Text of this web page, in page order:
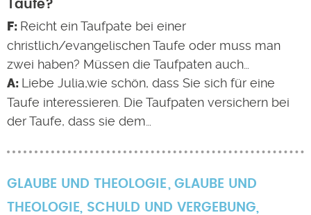
Taufe?
Reicht ein Taufpate bei einer
christlich/evangelischen Taufe oder muss man
zwei haben? Müssen die Taufpaten auch…
Liebe Julia,wie schön, dass Sie sich für eine
Taufe interessieren. Die Taufpaten versichern bei
der Taufe, dass sie dem…
GLAUBE UND THEOLOGIE
GLAUBE UND
THEOLOGIE, SCHULD UND VERGEBUNG,